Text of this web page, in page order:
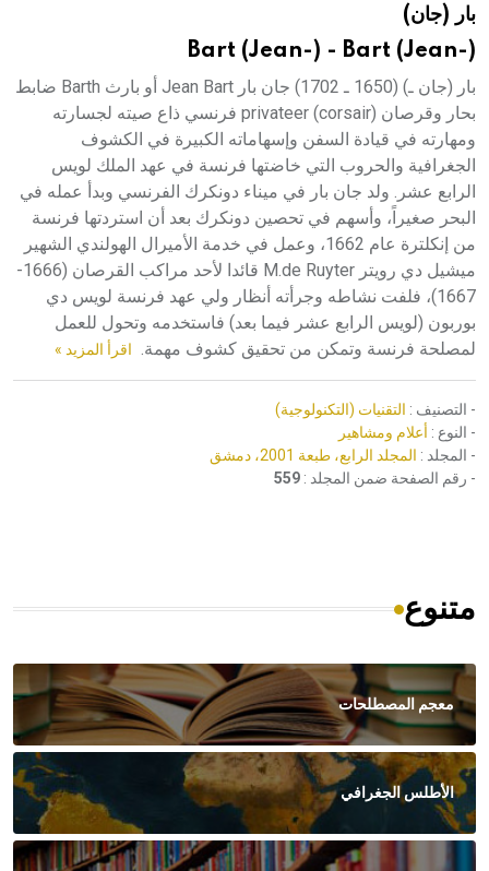
بار (جان)
Bart (Jean-) - Bart (Jean-)
بار (جان ـ) (1650 ـ 1702) جان بار Jean Bart أو بارث Barth ضابط
بحار وقرصان privateer (corsair) فرنسي ذاع صيته لجسارته
ومهارته في قيادة السفن وإسهاماته الكبيرة في الكشوف
الجغرافية والحروب التي خاضتها فرنسة في عهد الملك لويس
الرابع عشر. ولد جان بار في ميناء دونكرك الفرنسي وبدأ عمله في
البحر صغيراً، وأسهم في تحصين دونكرك بعد أن استردتها فرنسة
من إنكلترة عام 1662، وعمل في خدمة الأميرال الهولندي الشهير
ميشيل دي رويتر M.de Ruyter قائدا لأحد مراكب القرصان (1666-
1667)، فلفت نشاطه وجرأته أنظار ولي عهد فرنسة لويس دي
بوربون (لويس الرابع عشر فيما بعد) فاستخدمه وتحول للعمل
لمصلحة فرنسة وتمكن من تحقيق كشوف مهمة. اقرأ المزيد »
- التصنيف : التقنيات (التكنولوجية)
- النوع : أعلام ومشاهير
- المجلد : المجلد الرابع، طبعة 2001، دمشق
- رقم الصفحة ضمن المجلد : 559
متنوع
معجم المصطلحات
الأطلس الجغرافي